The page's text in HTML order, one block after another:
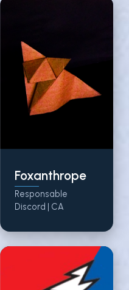
Foxanthrope
Responsable
Discord | CA